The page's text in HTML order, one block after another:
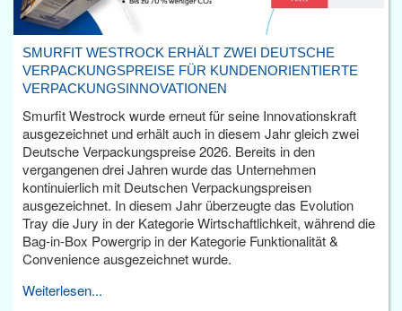
SMURFIT WESTROCK ERHÄLT ZWEI DEUTSCHE
VERPACKUNGSPREISE FÜR KUNDENORIENTIERTE
VERPACKUNGSINNOVATIONEN
Smurfit Westrock wurde erneut für seine Innovationskraft
ausgezeichnet und erhält auch in diesem Jahr gleich zwei
Deutsche Verpackungspreise 2026. Bereits in den
vergangenen drei Jahren wurde das Unternehmen
kontinuierlich mit Deutschen Verpackungspreisen
ausgezeichnet. In diesem Jahr überzeugte das Evolution
Tray die Jury in der Kategorie Wirtschaftlichkeit, während die
Bag-in-Box Powergrip in der Kategorie Funktionalität &
Convenience ausgezeichnet wurde.
Weiterlesen...